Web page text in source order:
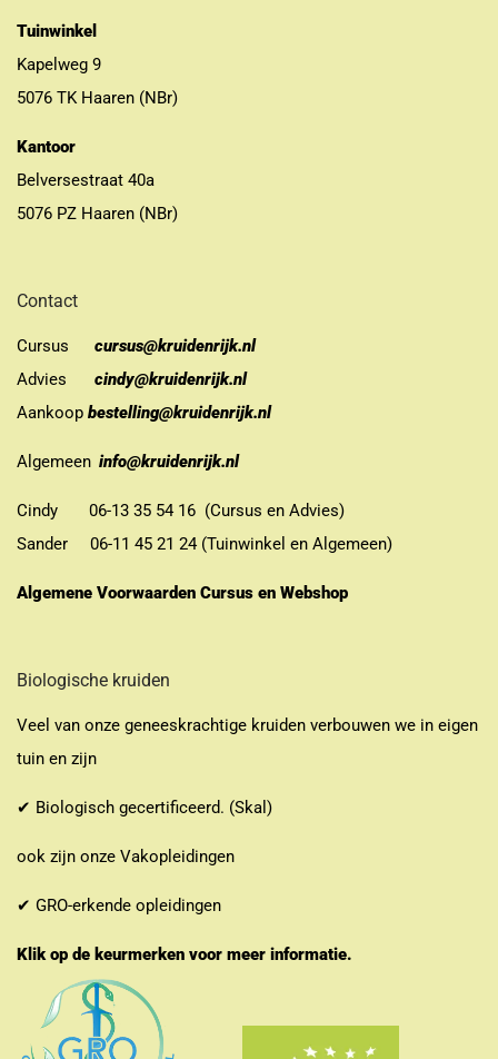
Tuinwinkel
Kapelweg 9
5076 TK Haaren (NBr)
Kantoor
Belversestraat 40a
5076 PZ Haaren (NBr)
Contact
Cursus
cursus@kruidenrijk.nl
Advies
cindy@kruidenrijk.nl
Aankoop bestelling@kruidenrijk.nl
Algemeen info@kruidenrijk.nl
Cindy 06-13 35 54 16 (Cursus en Advies)
Sander 06-11 45 21 24 (Tuinwinkel en Algemeen)
Algemene Voorwaarden Cursus en Webshop
Biologische kruiden
Veel van onze geneeskrachtige kruiden verbouwen we in eigen
tuin en zijn
✔ Biologisch gecertificeerd. (Skal)
ook zijn onze Vakopleidingen
✔ GRO-erkende opleidingen
Klik op de keurmerken voor meer informatie.